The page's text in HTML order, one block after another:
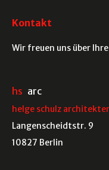
h
e
a
c
h
:
Kontakt
Wir freuen uns über
hs arc
helge schulz
Langenscheidtstr. 9
10827 Berlin